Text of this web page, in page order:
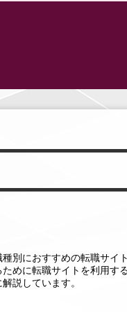
別におすすめの転職サイ
めに転職サイトを利用す
説しています。